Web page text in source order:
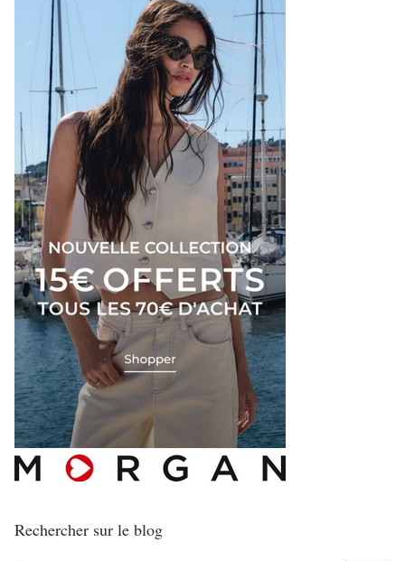
Rechercher sur le blog